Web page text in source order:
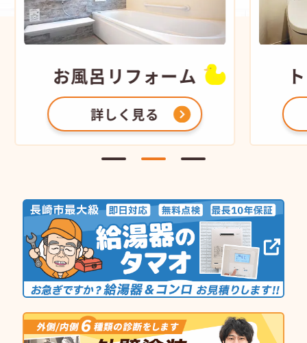
お風呂 リフォーム
詳しく見る